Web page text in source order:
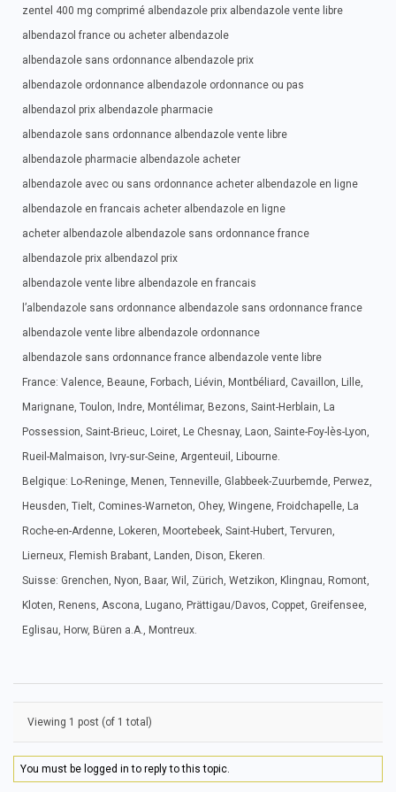
zentel 400 mg comprimé albendazole prix albendazole vente libre
albendazol france ou acheter albendazole
albendazole sans ordonnance albendazole prix
albendazole ordonnance albendazole ordonnance ou pas
albendazol prix albendazole pharmacie
albendazole sans ordonnance albendazole vente libre
albendazole pharmacie albendazole acheter
albendazole avec ou sans ordonnance acheter albendazole en ligne
albendazole en francais acheter albendazole en ligne
acheter albendazole albendazole sans ordonnance france
albendazole prix albendazol prix
albendazole vente libre albendazole en francais
l’albendazole sans ordonnance albendazole sans ordonnance france
albendazole vente libre albendazole ordonnance
albendazole sans ordonnance france albendazole vente libre
France: Valence, Beaune, Forbach, Liévin, Montbéliard, Cavaillon, Lille,
Marignane, Toulon, Indre, Montélimar, Bezons, Saint-Herblain, La
Possession, Saint-Brieuc, Loiret, Le Chesnay, Laon, Sainte-Foy-lès-Lyon,
Rueil-Malmaison, Ivry-sur-Seine, Argenteuil, Libourne.
Belgique: Lo-Reninge, Menen, Tenneville, Glabbeek-Zuurbemde, Perwez,
Heusden, Tielt, Comines-Warneton, Ohey, Wingene, Froidchapelle, La
Roche-en-Ardenne, Lokeren, Moortebeek, Saint-Hubert, Tervuren,
Lierneux, Flemish Brabant, Landen, Dison, Ekeren.
Suisse: Grenchen, Nyon, Baar, Wil, Zürich, Wetzikon, Klingnau, Romont,
Kloten, Renens, Ascona, Lugano, Prättigau/Davos, Coppet, Greifensee,
Eglisau, Horw, Büren a.A., Montreux.
Viewing 1 post (of 1 total)
You must be logged in to reply to this topic.